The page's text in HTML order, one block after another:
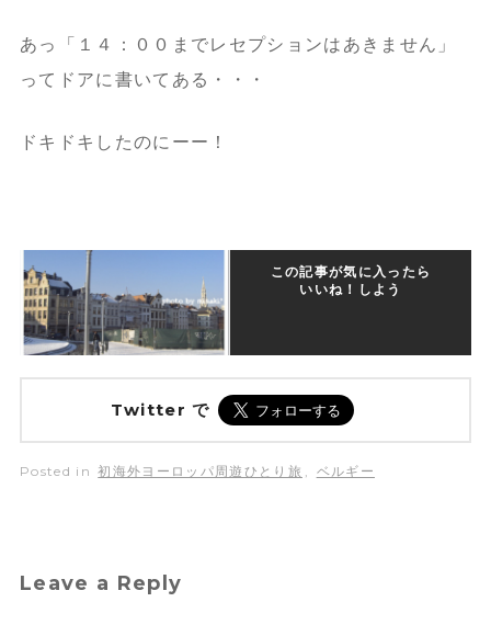
あっ「１４：００までレセプションはあきません」
ってドアに書いてある・・・
ドキドキしたのにーー！
この記事が気に入ったら
いいね！しよう
Twitter で
Posted in 初海外ヨーロッパ周遊ひとり旅 ベルギー
Leave a Reply